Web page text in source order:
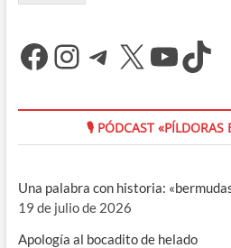
Facebook
Instagram
Telegram
X
🎙 PÓDCAST
Una palabra con historia:
19 de julio de 2026
Apología al bocadito de helado